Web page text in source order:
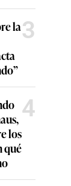
la3
los
qué
4